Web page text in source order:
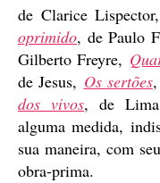
de Clarice
oprimido, de Paulo
Gilberto Freyre,
de Jesus, Os sertões
dos vivos, de Lima
alguma medida,
sua maneira, com
obra-prima.